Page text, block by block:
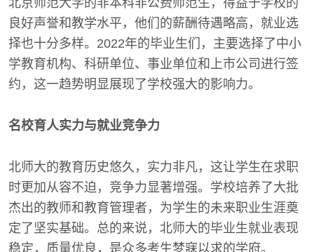
北京师范大学的非本科非公费师范生，得益于学校的
良好声誉和教学水平，他们的薪酬待遇略高，就业选
择也十分多样。2022年的毕业生们，主要选择了中小
学教育机构、科研单位、事业单位和上市公司进行签
约，这一趋势明显展现了学校强大的影响力。
名校育人实力与就业竞争力
北师大的教育历史悠久，实力非凡，这让学生在求职
时更加从容不迫，竞争力显著增强。学校培养了大批
杰出的教师和教育管理者，为学生的未来职业生涯奠
定了坚实基础。总的来说，北师大的毕业生就业表现
稳定，质量优良，是众多考生梦寐以求的学府。